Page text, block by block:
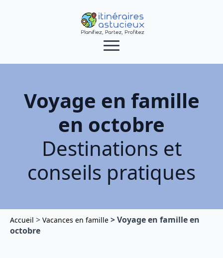
Voyage en famille
en octobre
Destinations et
conseils pratiques
Accueil > Vacances en famille > Voyage en famille en
octobre